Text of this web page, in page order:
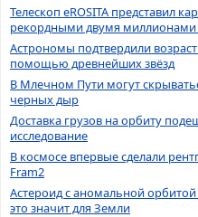
Телескоп eROSITA представил
рекордными двумя миллионами
Астрономы подтвердили
помощью древнейших звёзд
В Млечном Пути могут
черных дыр
Доставка грузов на орбиту
исследование
В космосе впервые сделали
Fram2
Астероид с аномальной
это значит для Земли